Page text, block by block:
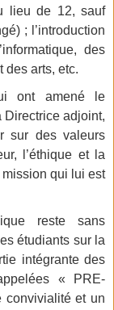
lieu de 12, sauf
; l’introduction
des
des arts, etc.
ont amené le
Directrice adjoint,
sur des valeurs
l’éthique et la
qui lui est
reste sans
étudiants sur la
intégrante des
« PRE-
convivialité et un